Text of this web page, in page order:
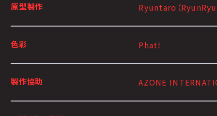
原型製作 Ryuntaro（
色彩 Phat!
製作協助 AZONE